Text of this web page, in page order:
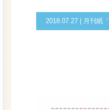
2018.07.27 | 月刊紙